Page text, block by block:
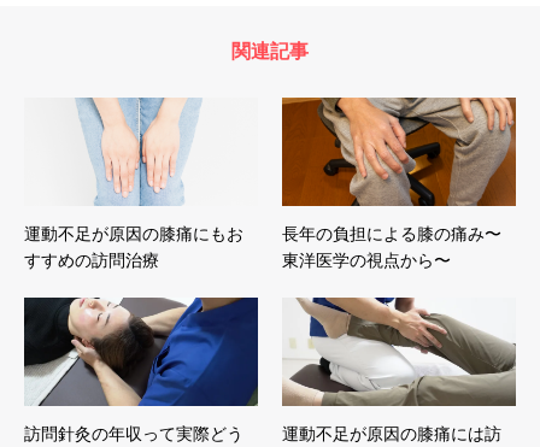
関連記事
運動不足が原因の膝痛にもお
すすめの訪問治療
長年の負担による膝の痛み〜
東洋医学の視点から〜
訪問針灸の年収って実際どう
運動不足が原因の膝痛には訪